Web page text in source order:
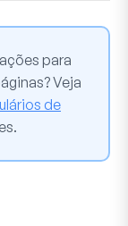
para
Veja
de